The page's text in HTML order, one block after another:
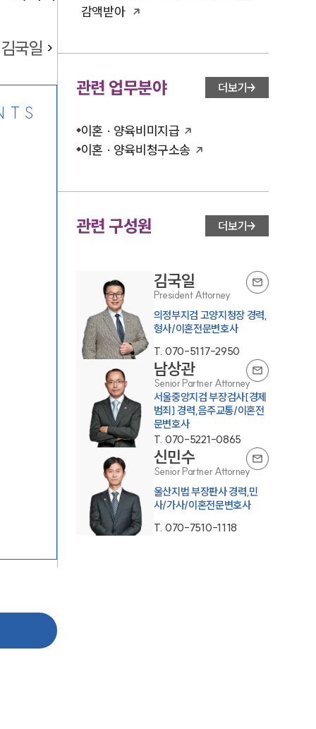
부소개
김국일
감액받아
관련 업무분야 더보기
이혼 · 양육비미지급
이혼 · 양육비청구소송
관련 구성원 더보기
김국일
President Attorney
의정부지검 고양지청장 경력,
형사/이혼전문변호사
T. 070-5117-2950
남상관
Senior Partner Attorney
서울중앙지검 부장검사[경제
범죄] 경력,음주교통/이혼전
문변호사
T. 070-5221-0865
신민수
Senior Partner Attorney
울산지법 부장판사 경력,민
사/가사/이혼전문변호사
T. 070-7510-1118